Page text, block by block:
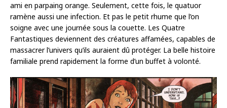
ami en parpaing orange. Seulement, cette fois, le quatuor
ramène aussi une infection. Et pas le petit rhume que l’on
soigne avec une journée sous la couette. Les Quatre
Fantastiques deviennent des créatures affamées, capables de
massacrer l’univers qu’ils auraient dû protéger. La belle histoire
familiale prend rapidement la forme d’un buffet à volonté.